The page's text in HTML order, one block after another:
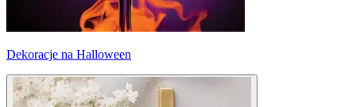
Dekoracje na Halloween